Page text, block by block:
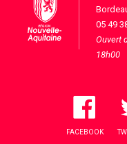
05 49
Ouvert
18h00
FACEBOOK